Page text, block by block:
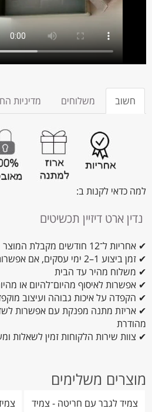
חשוב משלוחים מדיניות
למה כדאי לקנות ב:
נדין ארט דיזיין תכשיטים
✔ אחריות ל־12 חודשים מקבלת המוצר
✔ זמן ביצוע 1–2 ימי עסקים, אם אפשרות באותו יום
✔ משלוח מהיר עד הבית
✔ אפשרות לאיסוף מהיום־להיום או
✔ הקפדה על איכות גבוהה ועיצוב
✔ אריזת מתנה מפנקת עם אפשרות
מהודרת
✔ צוות שירות הלקוחות זמין לשאלות
מוצרים משלימים
צמיד לגבר עם חריטה - צמיד